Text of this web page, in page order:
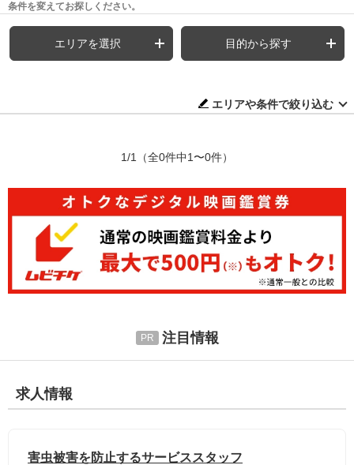
条件を変えてお探しください。
エリアを選択 目的から探す
エリアや条件で絞り込む
1/1 （全0件中1〜0件）
注目情報
求人情報
害虫被害を防止するサービススタッフ